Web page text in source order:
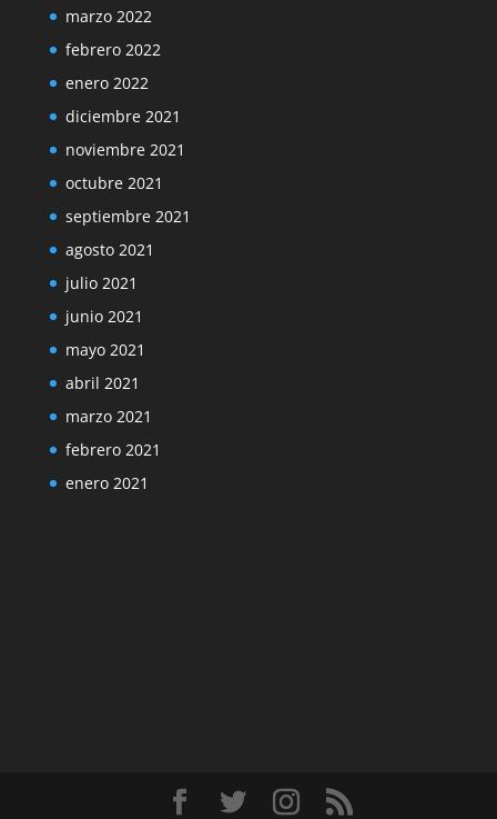
marzo 2022
febrero 2022
enero 2022
diciembre 2021
noviembre 2021
octubre 2021
septiembre 2021
agosto 2021
julio 2021
junio 2021
mayo 2021
abril 2021
marzo 2021
febrero 2021
enero 2021